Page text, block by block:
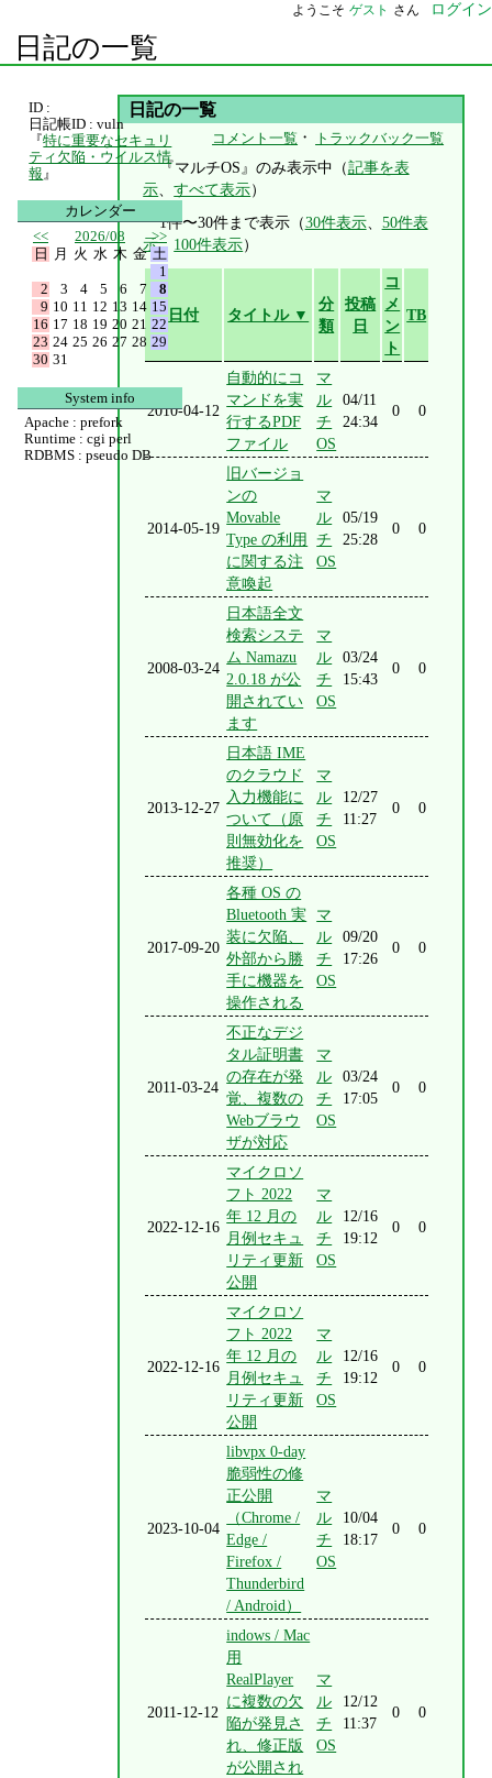
ようこそ ゲスト さん ログイン
日記の一覧
日記の一覧
コメント一覧 ・ トラックバック一覧
『マルチOS』のみ表示中（記事を表
示、すべて表示）
1件〜30件まで表示（30件表示、 50件表
示、 100件表示）
日付 タイトル ▼
分
類
投稿
日
コ
メ
ン
ト
TB
2010-04-12
自動的にコ
マンドを実
行するPDF
ファイル
マ
ル
チ
OS
04/11
24:34
0 0
2014-05-19
旧バージョ
ンの
Movable
Type の利用
に関する注
意喚起
マ
ル
チ
OS
05/19
25:28
0 0
2008-03-24
日本語全文
検索システ
ム Namazu
2.0.18 が公
開されてい
ます
マ
ル
チ
OS
03/24
15:43
0 0
2013-12-27
日本語 IME
のクラウド
入力機能に
ついて（原
則無効化を
推奨）
マ
ル
チ
OS
12/27
11:27
0 0
2017-09-20
各種 OS の
Bluetooth 実
装に欠陥、
外部から勝
手に機器を
操作される
マ
ル
チ
OS
09/20
17:26
0 0
2011-03-24
不正なデジ
タル証明書
の存在が発
覚、複数の
Webブラウ
ザが対応
マ
ル
チ
OS
03/24
17:05
0 0
2022-12-16
マイクロソ
フト 2022
年 12 月の
月例セキュ
リティ更新
公開
マ
ル
チ
OS
12/16
19:12
0 0
2022-12-16
マイクロソ
フト 2022
年 12 月の
月例セキュ
リティ更新
公開
マ
ル
チ
OS
12/16
19:12
0 0
2023-10-04
libvpx 0-day
脆弱性の修
正公開
（Chrome /
Edge /
Firefox /
Thunderbird
/ Android）
マ
ル
チ
OS
10/04
18:17
0 0
2011-12-12
indows / Mac
用
RealPlayer
に複数の欠
陥が発見さ
れ、修正版
が公開され
マ
ル
チ
OS
12/12
11:37
0 0
ID :
日記帳ID : vuln
『特に重要なセキュリ
ティ欠陥・ウイルス情
報 』
カレンダー
<<
2026/08
>>
日
月 火 水 木 金 土
1
2
3 4 5 6 7
8
9 10 11 12 13 14 15
16 17 18 19 20 21 22
23 24 25 26 27 28 29
30 31
System info
Apache : prefork
Runtime : cgi perl
RDBMS : pseudo DB